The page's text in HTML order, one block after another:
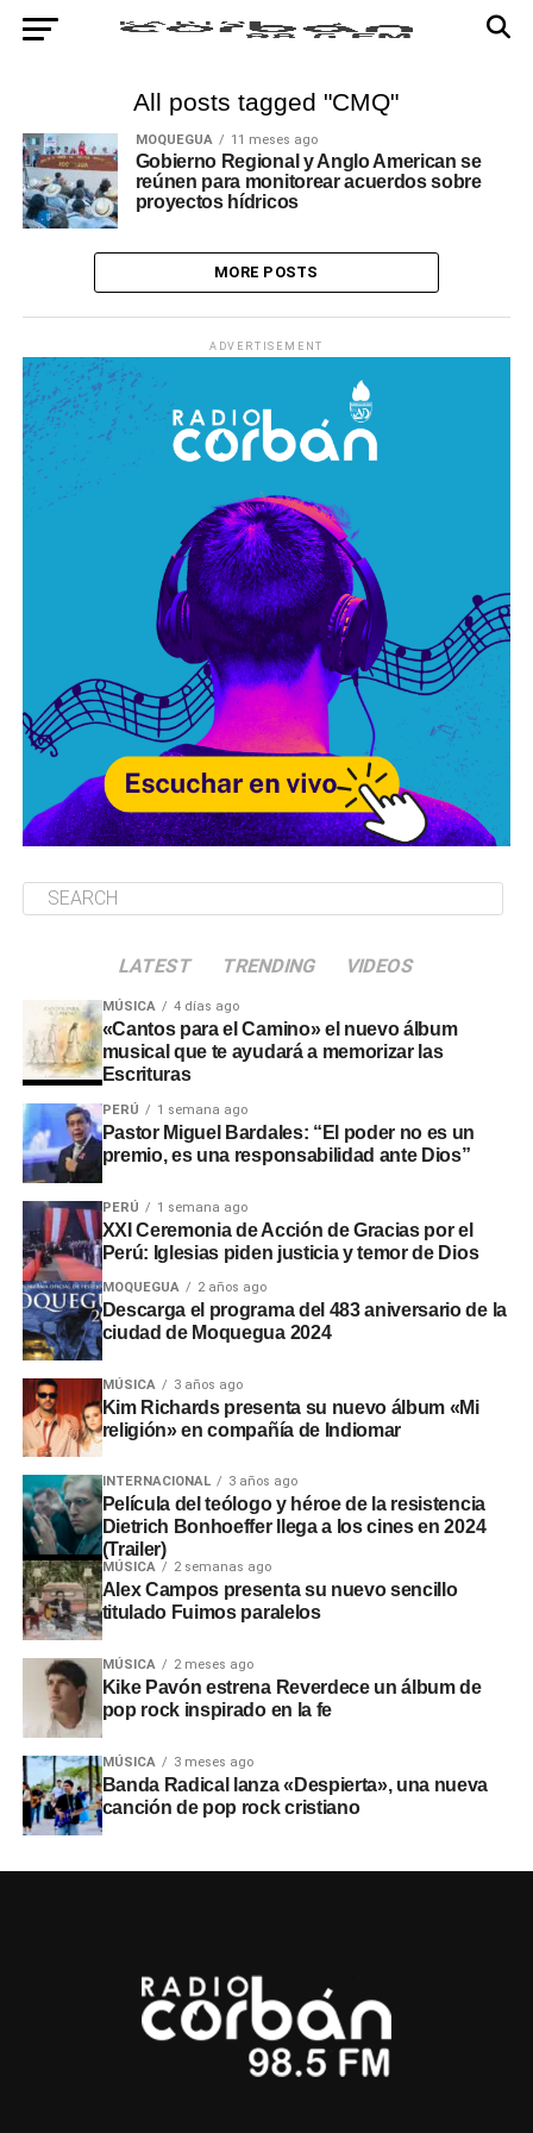
All posts tagged "CMQ"
MOQUEGUA 11 meses ago
Gobierno Regional y Anglo American se
reúnen para monitorear acuerdos sobre
proyectos hídricos
MORE POSTS
ADVERTISEMENT
LATEST TRENDING VIDEOS
MÚSICA 4 días ago
«Cantos para el Camino» el nuevo álbum
musical que te ayudará a memorizar las
Escrituras
PERÚ 1 semana ago
Pastor Miguel Bardales: “El poder no es un
premio, es una responsabilidad ante Dios”
PERÚ 1 semana ago
XXI Ceremonia de Acción de Gracias por el
Perú: Iglesias piden justicia y temor de Dios
MOQUEGUA 2 años ago
Descarga el programa del 483 aniversario de la
ciudad de Moquegua 2024
MÚSICA 3 años ago
Kim Richards presenta su nuevo álbum «Mi
religión» en compañía de Indiomar
INTERNACIONAL 3 años ago
Película del teólogo y héroe de la resistencia
Dietrich Bonhoeffer llega a los cines en 2024
(Trailer)
MÚSICA 2 semanas ago
Alex Campos presenta su nuevo sencillo
titulado Fuimos paralelos
MÚSICA 2 meses ago
Kike Pavón estrena Reverdece un álbum de
pop rock inspirado en la fe
MÚSICA 3 meses ago
Banda Radical lanza «Despierta», una nueva
canción de pop rock cristiano